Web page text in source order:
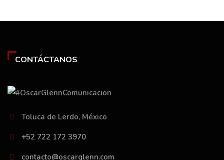
CONTÁCTANOS
Toluca de Lerdo, México
+52 722 172 3970
contacto@oscarglenn.com